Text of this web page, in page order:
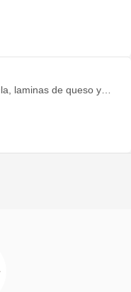
1 pan de campo
laminas de queso y
frita. 2 alioli 1